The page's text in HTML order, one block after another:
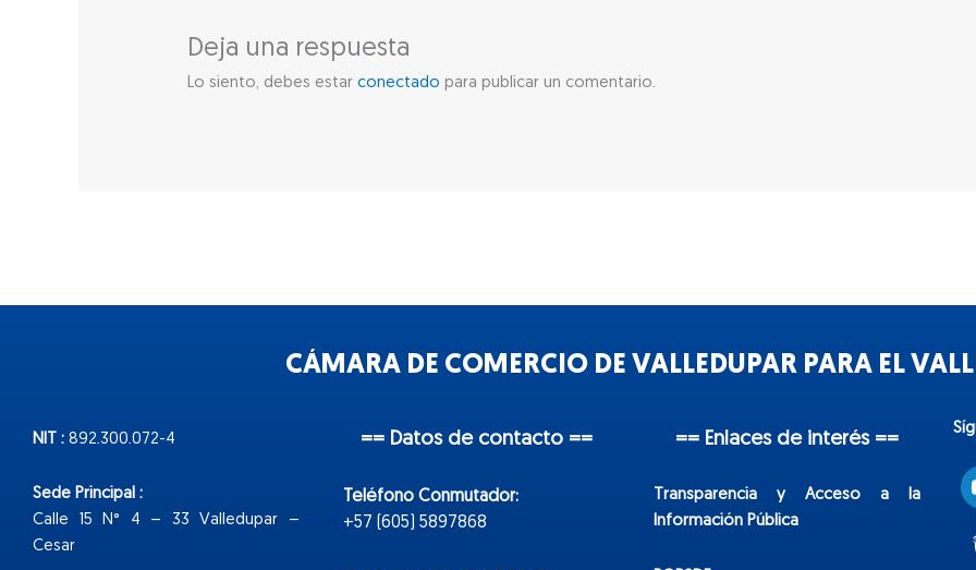
Deja una respuesta
Lo siento, debes estarconectado para publicar un comentario.
CÁMARA DE COMERCIO DE VALLEDUPAR PARA EL
NIT : 892.300.072-4
Sede Principal :
Calle 15 N° 4 – 33 Valledupar –
Cesar
== Datos de contacto ==
Teléfono Conmutador:
+57 (605) 5897868
== Enlaces de interés ==
Transparencia y Acceso a la
Información Pública